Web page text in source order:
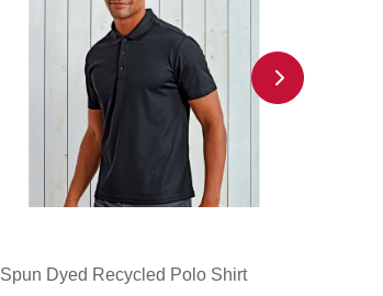
Spun Dyed Recycled Polo Shirt